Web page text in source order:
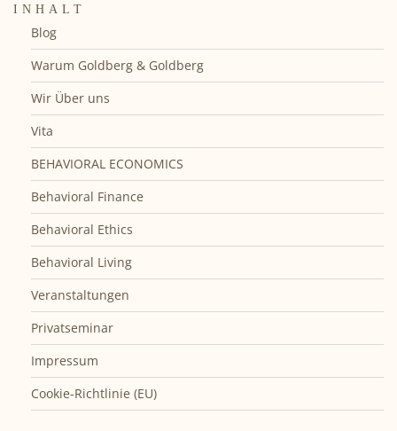
INHALT
Blog
Warum Goldberg & Goldberg
Wir Über uns
Vita
BEHAVIORAL ECONOMICS
Behavioral Finance
Behavioral Ethics
Behavioral Living
Veranstaltungen
Privatseminar
Impressum
Cookie-Richtlinie (EU)